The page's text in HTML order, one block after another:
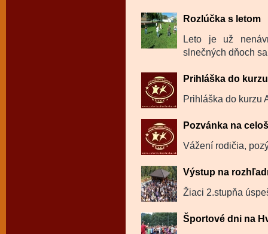
Rozlúčka s letom
Leto je už
slnečných dňoch
Prihláška do
Prihláška do kurzu
Pozvánka na
Vážení rodičia,
Výstup na
Žiaci 2.stupňa
Športové dni na